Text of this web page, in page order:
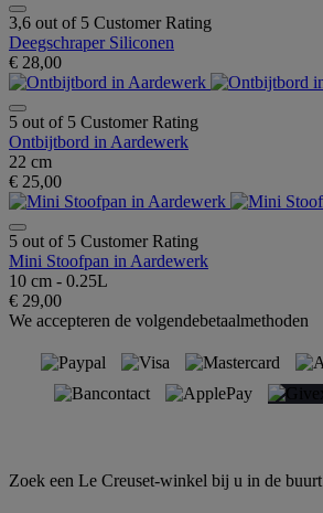
3,6 out of 5 Customer Rating
Deegschraper Siliconen
€ 28,00
5 out of 5 Customer Rating
Ontbijtbord in Aardewerk
22 cm
€ 25,00
5 out of 5 Customer Rating
Mini Stoofpan in Aardewerk
10 cm - 0.25L
€ 29,00
We accepteren de volgendebetaalmethoden
Zoek een Le Creuset-winkel bij u in de buurt